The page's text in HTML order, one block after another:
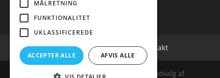
Cookie- og privatlivspolitik Kontakt
Denne hjemmeside samler et bredt udvalg af
MÅLRETNING
FUNKTIONALITET
UKLASSIFICEREDE
ACCEPTER ALLE AFVIS ALLE